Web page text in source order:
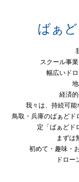
ばぁ
スクール事
幅広いド
経済
我々は、持続可
鳥取・兵庫のばぁどド
定「ばぁどド
まずは
初めて・趣味・
ドロー